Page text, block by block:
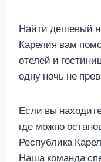
Найти дешевый
Карелия вам
отелей и
одну ночь не
Если вы
где можно
Республика
Наша команда